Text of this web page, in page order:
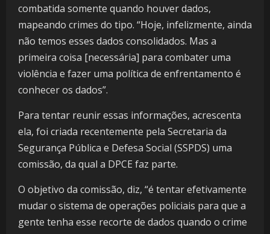
combatida somente quando houver dados,
mapeando crimes do tipo. “Hoje, infelizmente, ainda
não temos esses dados consolidados. Mas a
primeira coisa [necessária] para combater uma
violência e fazer uma política de enfrentamento é
conhecer os dados”.
Para tentar reunir essas informações, acrescenta
ela, foi criada recentemente pela Secretaria da
Segurança Pública e Defesa Social (SSPDS) uma
comissão, da qual a DPCE faz parte.
O objetivo da comissão, diz, “é tentar efetivamente
mudar o sistema de operações policiais para que a
gente tenha esse recorte de dados quando o crime